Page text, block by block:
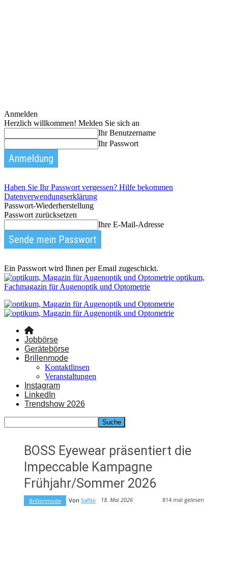
Anmelden
Herzlich willkommen! Melden Sie sich an
Ihr Benutzername
Ihr Passwort
Haben Sie Ihr Passwort vergessen? Hilfe bekommen
Datenverwendungserklärung
Passwort-Wiederherstellung
Passwort zurücksetzen
Ihre E-Mail-Adresse
Ein Passwort wird Ihnen per Email zugeschickt.
optikum,
Fachmagazin für Augenoptik und Optometrie
Jobbörse
Gerätebörse
Brillenmode
Kontaktlinsen
Veranstaltungen
Instagram
LinkedIn
Trendshow 2026
BOSS Eyewear präsentiert die
Impeccable Kampagne
Frühjahr/Sommer 2026
Brillenmode Von Safilo 18. Mai 2026 814 mal gelesen